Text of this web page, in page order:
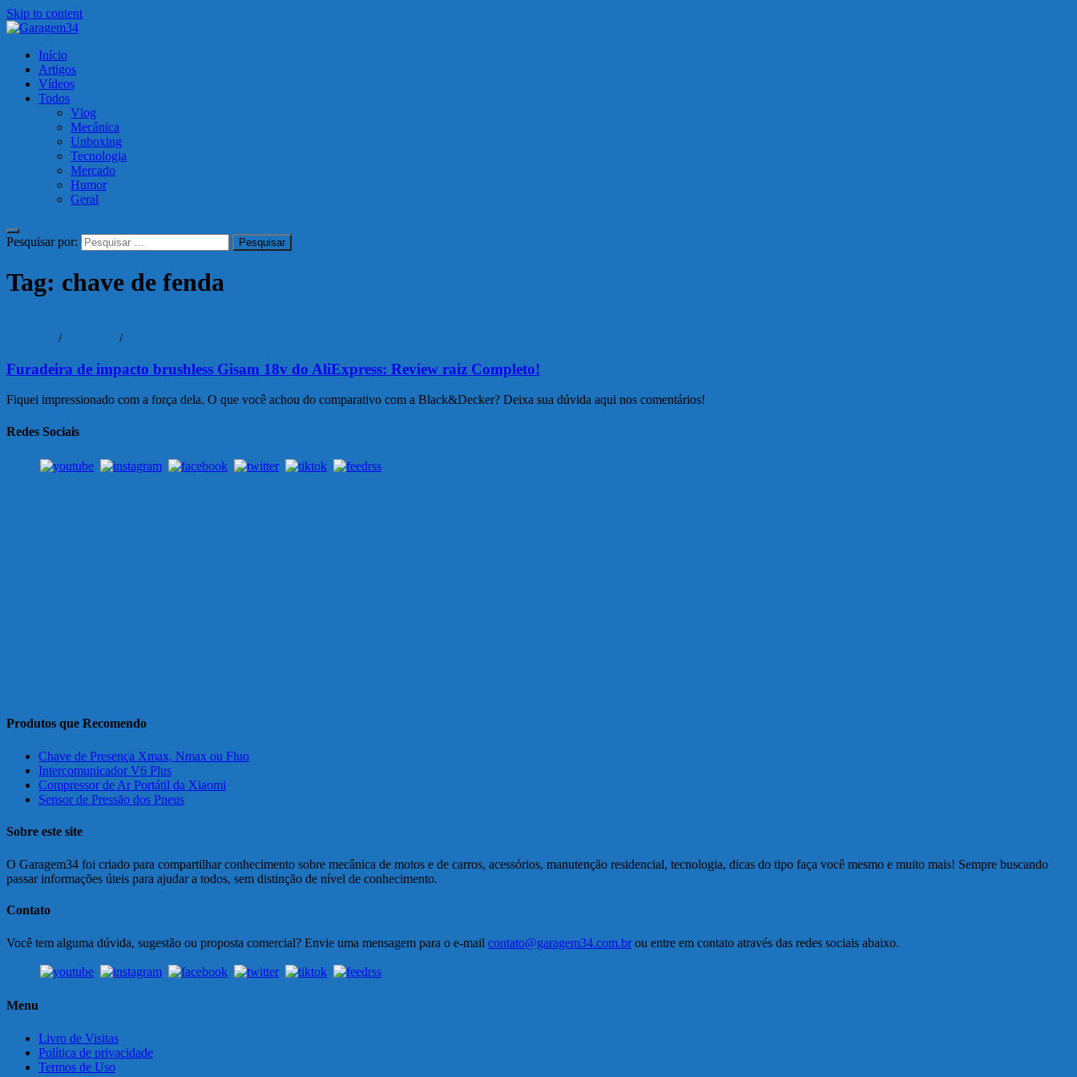
Skip to content
Garagem34
Motos, carros, tecnologia e muito mais!
Início
Artigos
Vídeos
Todos
Vlog
Mecânica
Unboxing
Tecnologia
Mercado
Humor
Geral
Pesquisar por:
Tag: chave de fenda
/ /
Furadeira de impacto brushless Gisam 18v do AliExpress: Review raiz Completo!
Fiquei impressionado com a força dela. O que você achou do comparativo com a Black&Decker? Deixa sua dúvida aqui nos comentários!
Redes Sociais
Produtos que Recomendo
Chave de Presença Xmax, Nmax ou Fluo
Intercomunicador V6 Plus
Compressor de Ar Portátil da Xiaomi
Sensor de Pressão dos Pneus
Sobre este site
O Garagem34 foi criado para compartilhar conhecimento sobre mecânica de motos e de carros, acessórios, manutenção residencial, tecnologia, dicas do tipo faça você mesmo e muito mais! Sempre buscando
passar informações úteis para ajudar a todos, sem distinção de nível de conhecimento.
Contato
Você tem alguma dúvida, sugestão ou proposta comercial? Envie uma mensagem para o e-mail contato@garagem34.com.br ou entre em contato através das redes sociais abaixo.
Menu
Livro de Visitas
Política de privacidade
Termos de Uso